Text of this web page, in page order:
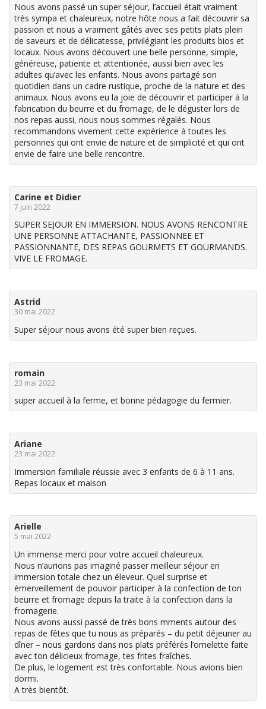
Nous avons passé un super séjour, l’accueil était vraiment
très sympa et chaleureux, notre hôte nous a fait découvrir sa
passion et nous a vraiment gâtés avec ses petits plats plein
de saveurs et de délicatesse, privilégiant les produits bios et
locaux. Nous avons découvert une belle personne, simple,
généreuse, patiente et attentionée, aussi bien avec les
adultes qu’avec les enfants. Nous avons partagé son
quotidien dans un cadre rustique, proche de la nature et des
animaux. Nous avons eu la joie de découvrir et participer à la
fabrication du beurre et du fromage, de le déguster lors de
nos repas aussi, nous nous sommes régalés. Nous
recommandons vivement cette expérience à toutes les
personnes qui ont envie de nature et de simplicité et qui ont
envie de faire une belle rencontre.
Carine et Didier
7 juin 2022
SUPER SEJOUR EN IMMERSION. NOUS AVONS RENCONTRE
UNE PERSONNE ATTACHANTE, PASSIONNEE ET
PASSIONNANTE, DES REPAS GOURMETS ET GOURMANDS.
VIVE LE FROMAGE.
Astrid
30 mai 2022
Super séjour nous avons été super bien reçues.
romain
23 mai 2022
super accueil à la ferme, et bonne pédagogie du fermier.
Ariane
23 mai 2022
Immersion familiale réussie avec 3 enfants de 6 à 11 ans.
Repas locaux et maison
Arielle
5 mai 2022
Un immense merci pour votre accueil chaleureux.
Nous n’aurions pas imaginé passer meilleur séjour en
immersion totale chez un éleveur. Quel surprise et
émerveillement de pouvoir participer à la confection de ton
beurre et fromage depuis la traite à la confection dans la
fromagerie.
Nous avons aussi passé de très bons mments autour des
repas de fêtes que tu nous as préparés – du petit déjeuner au
dîner – nous gardons dans nos plats préférés l’omelette faite
avec ton délicieux fromage, tes frites fraîches.
De plus, le logement est très confortable. Nous avions bien
dormi.
A très bientôt.